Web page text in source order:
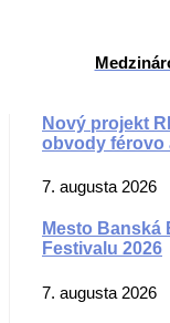
Nový projekt
obvody férovo
7. augusta 2026
Mesto Banská
Festivalu 2026
7. augusta 2026